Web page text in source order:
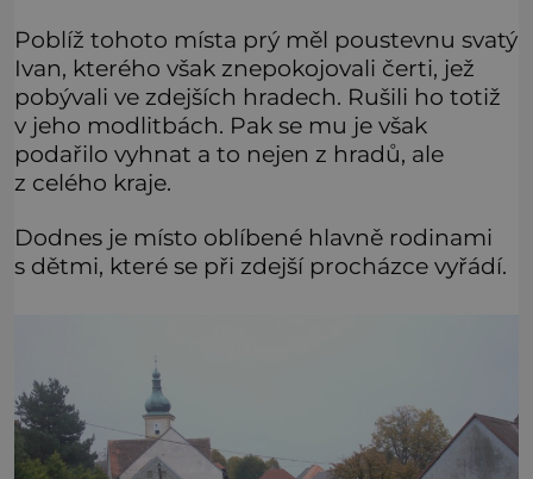
Poblíž tohoto místa prý měl poustevnu svatý
Ivan, kterého však znepokojovali čerti, jež
pobývali ve zdejších hradech. Rušili ho totiž
v jeho modlitbách. Pak se mu je však
podařilo vyhnat a to nejen z hradů, ale
z celého kraje.
Dodnes je místo oblíbené hlavně rodinami
s dětmi, které se při zdejší procházce vyřádí.